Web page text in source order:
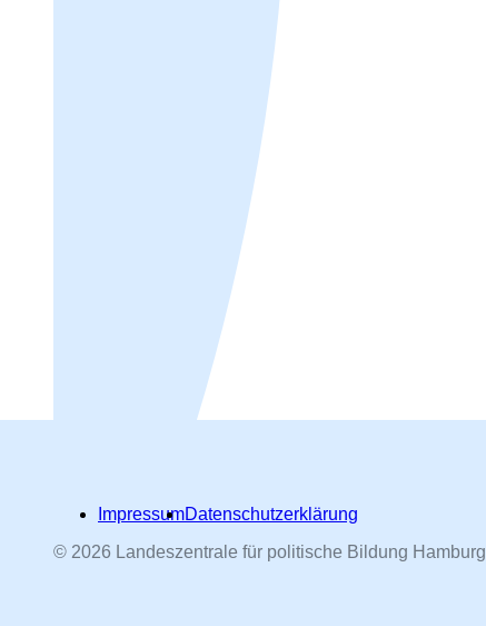
ImpressumDatenschutzerklärung
© 2026 Landeszentrale für politische Bildung Hamburg